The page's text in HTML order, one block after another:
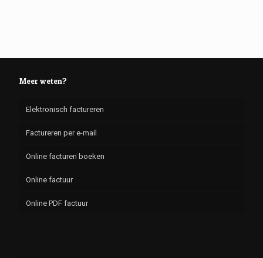
Meer weten?
Elektronisch factureren
Factureren per e-mail
Online facturen boeken
Online factuur
Online PDF factuur